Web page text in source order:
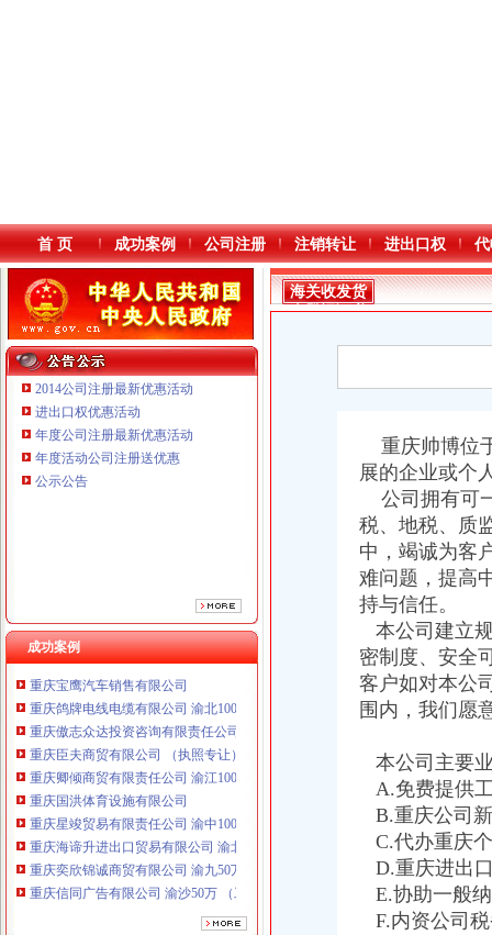
本站导航
首 页 成功案例 公司注册 注销转让 进出口权
2014公司注册最新优惠活动
进出口权优惠活动
年度公司注册最新优惠活动
年度活动公司注册送优惠
公示公告
成功案例
重庆鸽牌电线电缆有限公司 渝北10010万 (进出口权)
重庆傲志众达投资咨询有限责任公司 渝九1000万 （增资）
重庆臣夫商贸有限公司 （执照专让）
重庆奕欣锦诚商贸有限公司 渝九50万 （工商注册）
重庆信同广告有限公司 渝沙50万 （工商注册）
重庆三虹房地产营销策划有限公司
重庆宝鹰汽车销售有限公司
重庆鸽牌电线电缆有限公司 渝北10010万 (进出口权)
重庆傲志众达投资咨询有限责任公司 渝九1000万 （增资）
重庆臣夫商贸有限公司 （执照专让）
重庆卿倾商贸有限责任公司 渝江100万 （工商注册）
重庆国洪体育设施有限公司
重庆星竣贸易有限责任公司 渝中100万 （进出口权）
重庆海谛升进出口贸易有限公司 渝北100万 （进出口权）
重庆奕欣锦诚商贸有限公司 渝九50万 （工商注册）
重庆信同广告有限公司 渝沙50万 （工商注册）
重庆三虹房地产营销策划有限公司
海关收发货
人登记证书
重庆帅博位
展的企业或个
公司拥有可
税、地税、质
中，竭诚为客
难问题，提高
持与信任。
本公司建立
密制度、安全
客户如对本公
围内，我们愿
本公司主要
A.免费提供
B.重庆公司
C.代办重庆
D.重庆进出
E.协助一般
F.内资公司